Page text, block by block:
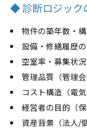
◆ 診断ロジック
物件の築年数・
設備・修繕履歴
空室率・募集状
管理品質（管理会
コスト構造（電
経営者の目的（
資産背景（法人/